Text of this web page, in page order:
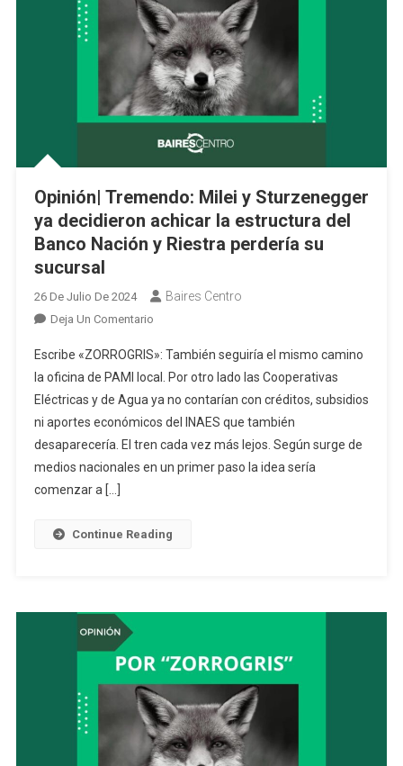
Opinión| Tremendo: Milei y Sturzenegger
ya decidieron achicar la estructura del
Banco Nación y Riestra perdería su
sucursal
26 De Julio De 2024 Baires Centro
Deja Un ComentarioEn
Tremendo:
Milei
Y
Sturzenegger
Ya
Decidieron
Su
Sucursal
Escribe «ZORROGRIS»: También seguiría el mismo camino
la oficina de PAMI local. Por otro lado las Cooperativas
Eléctricas y de Agua ya no contarían con créditos, subsidios
ni aportes económicos del INAES que también
desaparecería. El tren cada vez más lejos. Según surge de
medios nacionales en un primer paso la idea sería
comenzar a […]
Continue Reading